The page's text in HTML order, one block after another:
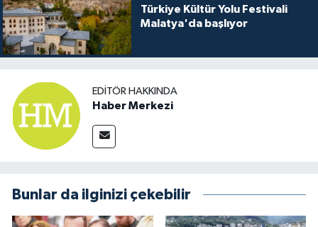
Türkiye Kültür Yolu Festivali
Malatya'da başlıyor
EDITÖR HAKKINDA
Haber Merkezi
Bunlar da ilginizi çekebilir